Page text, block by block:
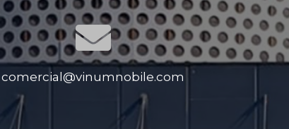
comercial@vinumnobile.com